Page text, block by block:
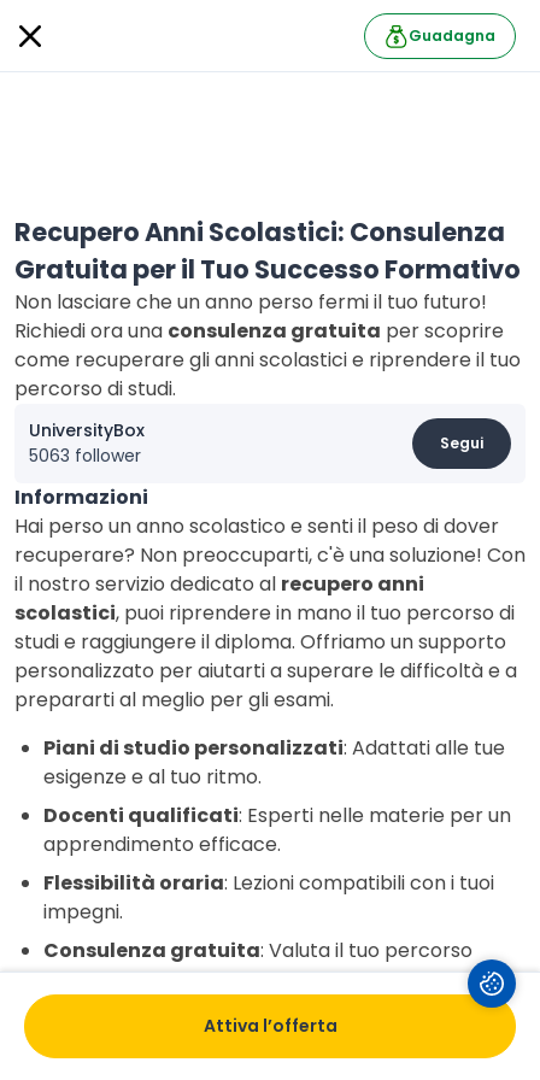
Guadagna
Recupero Anni Scolastici: Consulenza
Gratuita per il Tuo Successo Formativo
Non lasciare che un anno perso fermi il tuo futuro!
Richiedi ora una consulenza gratuita per scoprire
come recuperare gli anni scolastici e riprendere il tuo
percorso di studi.
UniversityBox
5063 follower
Segui
Informazioni
Hai perso un anno scolastico e senti il peso di dover
recuperare? Non preoccuparti, c'è una soluzione! Con
il nostro servizio dedicato al recupero anni
scolastici, puoi riprendere in mano il tuo percorso di
studi e raggiungere il diploma. Offriamo un supporto
personalizzato per aiutarti a superare le difficoltà e a
prepararti al meglio per gli esami.
Piani di studio personalizzati: Adattati alle tue
esigenze e al tuo ritmo.
Docenti qualificati: Esperti nelle materie per un
apprendimento efficace.
Flessibilità oraria: Lezioni compatibili con i tuoi
impegni.
Consulenza gratuita: Valuta il tuo percorso
senza impegno.
Non rimandare il tuo futuro, inizia oggi stesso il tuo
percorso di recupero!
Attiva l’offerta